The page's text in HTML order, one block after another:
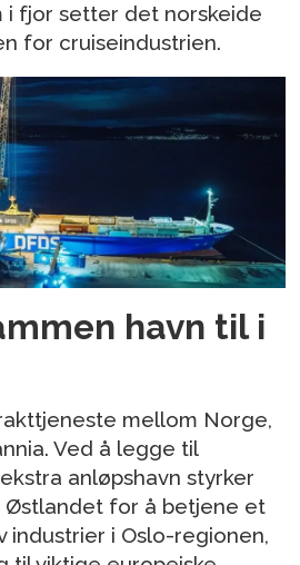
i fjor setter det norskeide
for cruiseindustrien.
havn til i
mellom Norge,
Ved å legge til
anløpshavn styrker
Østlandet for å betjene et
industrier i Oslo-regionen,